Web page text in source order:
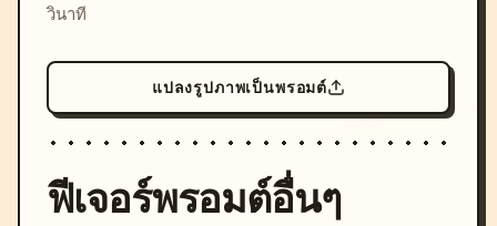
วินาที
แปลงรูปภาพเป็นพรอมต์
ฟีเจอร์พรอมต์อื่นๆ